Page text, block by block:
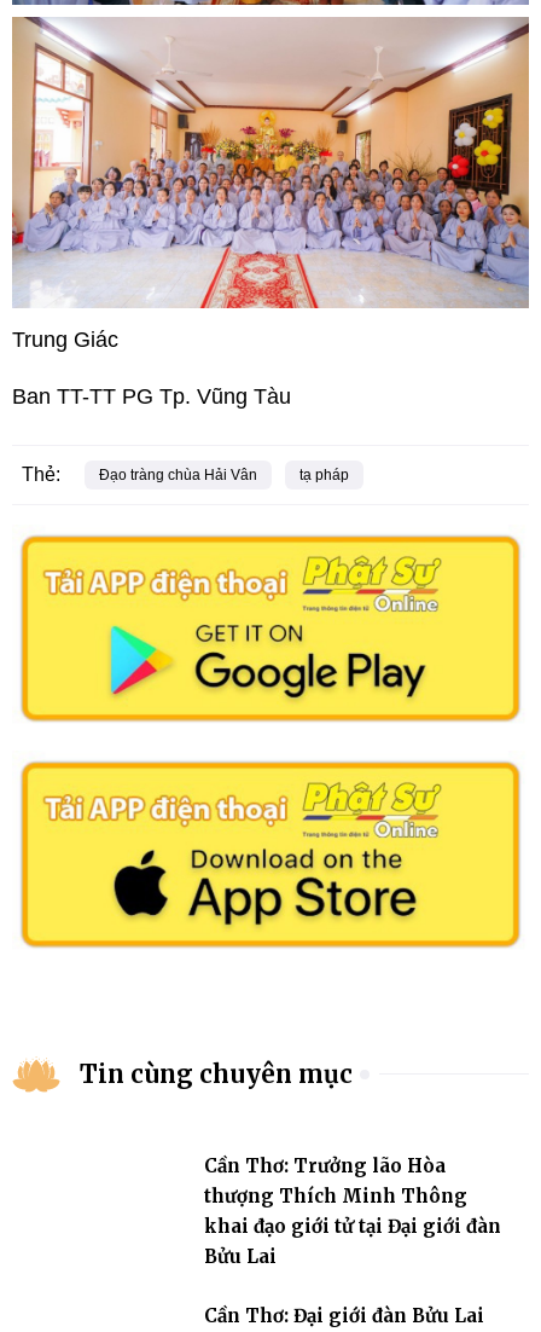
Trung Giác
Ban TT-TT PG Tp. Vũng Tàu
Thẻ: Đạo tràng chùa Hải Vân tạ pháp
Tin cùng chuyên mục
Cần Thơ: Trưởng lão Hòa
thượng Thích Minh Thông
khai đạo giới tử tại Đại giới đàn
Bửu Lai
Cần Thơ: Đại giới đàn Bửu Lai